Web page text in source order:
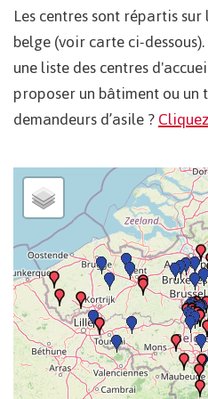
Les centres sont répartis
belge (voir carte ci-dessous).
une liste des centres
proposer un bâtiment ou un
demandeurs d’asile ?